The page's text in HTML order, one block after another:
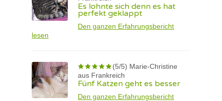
Es lohnte sich denn es hat
perfekt geklappt
Den ganzen Erfahrungsbericht
lesen
(5/5) Marie-Christine
aus Frankreich
Fünf Katzen geht es besser
Den ganzen Erfahrungsbericht